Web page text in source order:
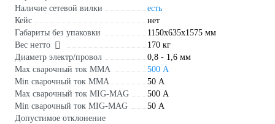
Наличие сетевой вилки
есть
Кейс
нет
Габариты без упаковки
1150x635x1575 мм
Вес нетто
170 кг
Диаметр электр/провол
0,8 - 1,6 мм
Max сварочный ток ММА
500 А
Min сварочный ток ММА
50 А
Max сварочный ток MIG-MAG
500 А
Min сварочный ток MIG-MAG
50 А
Допустимое отклонение